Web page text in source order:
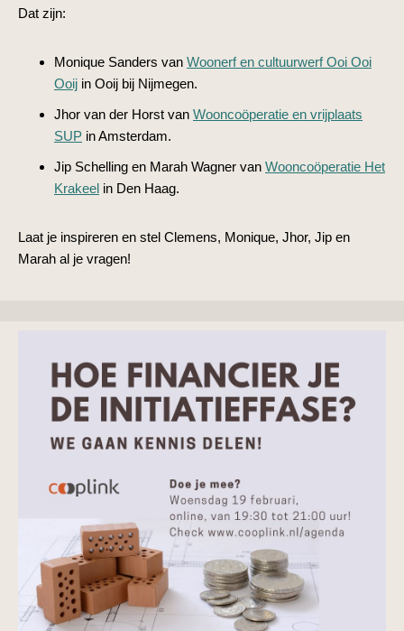
Dat zijn:
Monique Sanders van Woonerf en cultuurwerf Ooi Ooi
Ooij in Ooij bij Nijmegen.
Jhor van der Horst van Wooncoöperatie en vrijplaats
SUP in Amsterdam.
Jip Schelling en Marah Wagner van Wooncoöperatie Het
Krakeel in Den Haag.
Laat je inspireren en stel Clemens, Monique, Jhor, Jip en
Marah al je vragen!